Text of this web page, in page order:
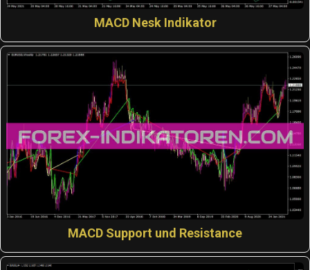
MACD Nesk Indikator
MACD Support und Resistance